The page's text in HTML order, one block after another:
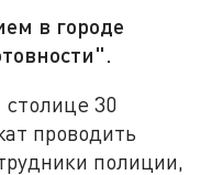
в городе
столице 30
проводить
полиции,